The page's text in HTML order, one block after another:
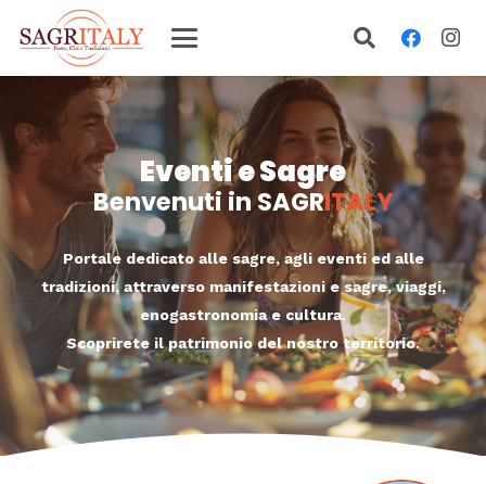
Eventi e Sagre
Benvenuti inSAGRITALY
Portale dedicato alle sagre, agli eventi ed alle
tradizioni, attraverso manifestazioni e sagre, viaggi,
enogastronomia e cultura.
Scoprirete il patrimonio del nostro territorio.